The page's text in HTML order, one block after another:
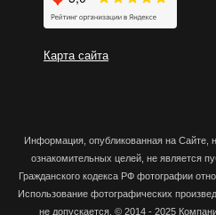
Карта сайта
Информация, опубликованная на Сайте ,
ознакомительных целей, не является
Гражданского кодекса РФ фотографии
Использование фотографических
не допускается. © 2014 - 2025